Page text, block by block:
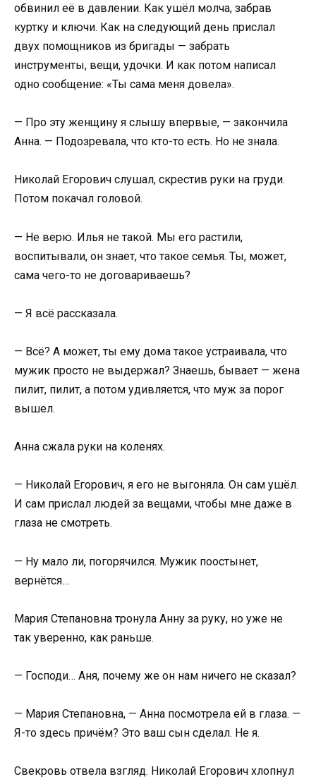
обвинил её в давлении. Как ушёл молча, забрав
куртку и ключи. Как на следующий день прислал
двух помощников из бригады — забрать
инструменты, вещи, удочки. И как потом написал
одно сообщение: «Ты сама меня довела».
— Про эту женщину я слышу впервые, — закончила
Анна. — Подозревала, что кто-то есть. Но не знала.
Николай Егорович слушал, скрестив руки на груди.
Потом покачал головой.
— Не верю. Илья не такой. Мы его растили,
воспитывали, он знает, что такое семья. Ты, может,
сама чего-то не договариваешь?
— Я всё рассказала.
— Всё? А может, ты ему дома такое устраивала, что
мужик просто не выдержал? Знаешь, бывает — жена
пилит, пилит, а потом удивляется, что муж за порог
вышел.
Анна сжала руки на коленях.
— Николай Егорович, я его не выгоняла. Он сам ушёл.
И сам прислал людей за вещами, чтобы мне даже в
глаза не смотреть.
— Ну мало ли, погорячился. Мужик поостынет,
вернётся…
Мария Степановна тронула Анну за руку, но уже не
так уверенно, как раньше.
— Господи… Аня, почему же он нам ничего не сказал?
— Мария Степановна, — Анна посмотрела ей в глаза. —
Я-то здесь причём? Это ваш сын сделал. Не я.
Свекровь отвела взгляд. Николай Егорович хлопнул